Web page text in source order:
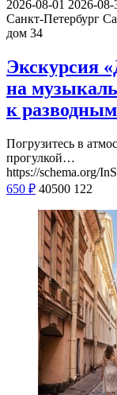
2026-08-01 2026-08-
Санкт-Петербург
дом 34
Экскурсия
на
к
Погрузитесь в
прогулкой…
https://schema.org/
650 ₽ 40500 122